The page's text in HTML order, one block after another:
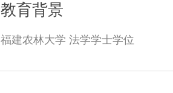
教育背景
福建农林大学 法学学士学位